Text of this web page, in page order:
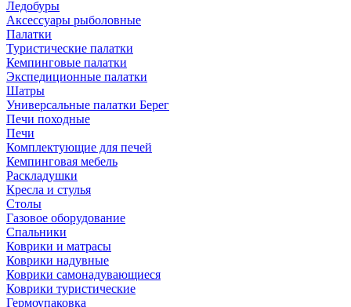
Ледобуры
Аксессуары рыболовные
Палатки
Туристические палатки
Кемпинговые палатки
Экспедиционные палатки
Шатры
Универсальные палатки Берег
Печи походные
Печи
Комплектующие для печей
Кемпинговая мебель
Раскладушки
Кресла и стулья
Столы
Газовое оборудование
Спальники
Коврики и матрасы
Коврики надувные
Коврики самонадувающиеся
Коврики туристические
Гермоупаковка